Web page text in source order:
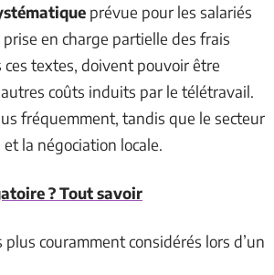
prévue pour les salariés
en charge partielle des frais
ces textes, doivent pouvoir être
coûts induits par le télétravail.
fréquemment, tandis que le secteur
la négociation locale.
? Tout savoir
couramment considérés lors d’un